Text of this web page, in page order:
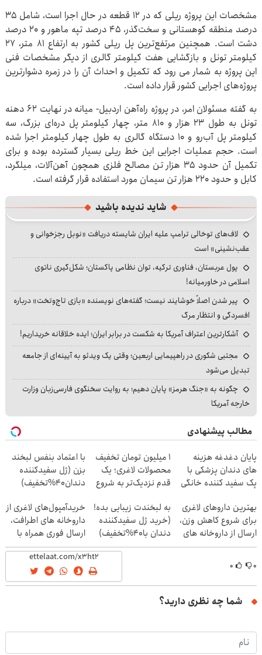
مشخصات این پروژه ریلی که در ۱۲ قطعه در حال اجرا است، شامل ۳۵
درصد منطقه کوهستانی و سخت‌گذر، ۴۵ درصد تپه ماهور و ۲۰ درصد
دشت است. همچنین مرتفع‌ترین پل ریلی کشور به ارتفاع ۸۱ متر، ۲۷
کیلومتر تونل و بازگشایی هفت کیلومتر گالری از دیگر مشخصات فنی
این پروژه به شمار می رود که تکمیل و احداث آن را در زمره دشوارترین
پروژه‌های اجرایی کشور قرار داده است.
به گفته مسئولان امر، در پروژه راه‌آهن اردبیل- میانه در نهایت ۶۲ دهنه
تونل به طول ۲۳ هزار و ۸۱۰ متر، چهار کیلومتر پل دره‌ای بزرگ، سه
کیلومتر پل آب‌رو و ۱۰ دستگاه گالری به طول چهار کیلومتر اجرا شده
است. حجم عملیات اجرایی این خط ریلی بسیار گسترده بوده و برای
تکمیل آن حدود ۳۵ هزار تن مصالح فلزی همچون آهن‌آلات، میلگرد،
کابل و حدود ۲۲۰ هزار تن سیمان مورد استفاده قرار گرفته است.
شاید ندیده باشید
لاف‌های توخالی ترامپ علیه ایران شایسته دریافت «نوبل رجزخوانی و
عقب‌نشینی» است
پول عربستان، فناوری ترکیه، توان نظامی پاکستان؛ شکل‌گیری ناتوی
اسلامی در خاورمیانه!
پیر شدن اصلاً خوشایند نیست؛ گفته‌های نویسنده «بازی تاج‌وتخت» درباره
افسردگی و انتظار مرگ
آشکارترین اعتراف آمریکا به شکست در برابر ایران؛ ایده خلاقانه خریداریم!
مجتبی شکوری در راهپیمایی اربعین؛ وقتی یک ویدئو به آیینه‌ای از جامعه
تبدیل می‌شود
چگونه به «جنگ هرمز» پایان دهیم؛ به روایت سخنگوی فارسی‌زبان وزارت
خارجه آمریکا
مطالب پیشنهادی
پایان دغدغه هزینه
های دندان پزشکی با
پک سفید کننده خانگی
۱ میلیون تومان تخفیف
محصولات لاغری؛ یک
قدم نزدیک‌تر به شروع
با اعتماد بنفس لبخند
بزن (ژل سفیدکننده
دندان40%تخفیف)
بهترین داروهای لاغری
برای شروع کاهش وزن،
ارسال از داروخانه های
نزدیکت!
به لبخندت زیبایی بده!
(خرید ژل سفیدکننده
دندان با40%تخفیف)
خریدآمپول‌های لاغری از
داروخانه های اطرافت،
ارسال فوری همراه با
پک یخ!
۰ ۰
شما چه نظری دارید؟